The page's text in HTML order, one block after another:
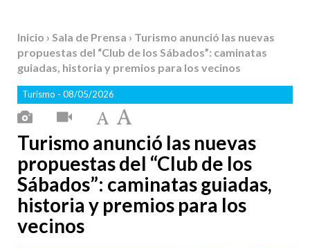
Inicio › Sala de Prensa › Turismo anunció las nuevas
propuestas del “Club de los Sábados”: caminatas
guiadas, historia y premios para los vecinos
Turismo - 08/05/2026
Turismo anunció las nuevas
propuestas del “Club de los
Sábados”: caminatas guiadas,
historia y premios para los
vecinos